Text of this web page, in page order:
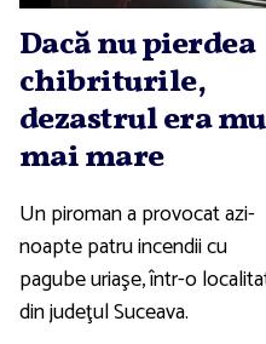
Dacă nu pierdea
chibriturile,
dezastrul era
mai mare
Un piroman a provocat azi-
noapte patru incendii cu
pagube uriaşe, într-o
din judeţul Suceava.